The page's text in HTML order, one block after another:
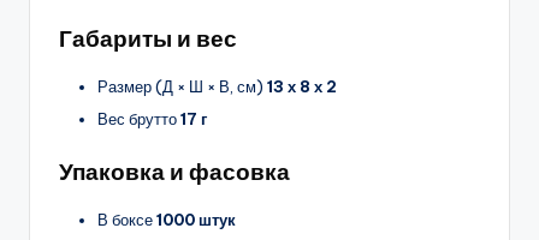
Габариты и вес
Размер (Д × Ш × В, см) 13 х 8 х 2
Вес брутто17 г
Упаковка и фасовка
В боксе1000 штук